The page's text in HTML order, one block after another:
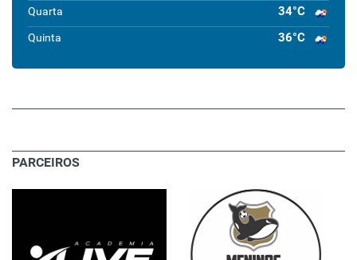
Quarta 34°C
Quinta 36°C
PARCEIROS